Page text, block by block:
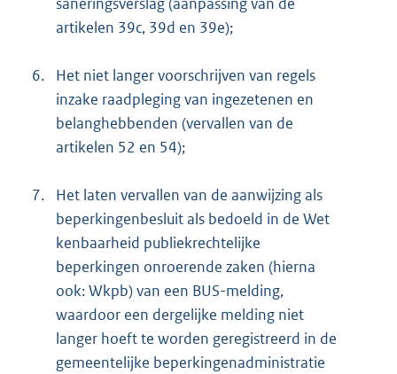
artikelen 39c, 39d en 39e);
6.
Het niet langer voorschrijven van regels
inzake raadpleging van ingezetenen en
belanghebbenden (vervallen van de
artikelen 52 en 54);
7.
Het laten vervallen van de aanwijzing als
beperkingenbesluit als bedoeld in de Wet
kenbaarheid publiekrechtelijke
beperkingen onroerende zaken (hierna
ook: Wkpb) van een BUS-melding,
waardoor een dergelijke melding niet
langer hoeft te worden geregistreerd in de
gemeentelijke beperkingenadministratie